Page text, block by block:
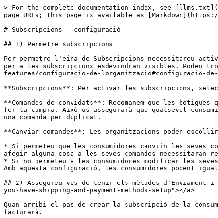
> For the complete documentation index, see [llms.txt](https://guia.katuma.org/llms.txt). Markdown versions of documentation pages are available by appending `.md` to page URLs; this page is available as [Markdown](https://guia.katuma.org/funcionalitats-avancades/subscripcions/subscripcions-configuracio.md).

# Subscripcions - configuració

## 1) Permetre subscripcions

Per permetre l'eina de Subscripcions necessitareu activar la funcionalitat a la configuració de l'organització. Un cop activades, les taules i controls addicionals per a les subscripcions esdevindran visibles. Podeu trobar aquestes configuracions a la taula de [Configuració de la botiga](https://guia.katuma.org/basic-features/configuracio-de-lorganitzacio#configuracio-de-la-botiga).

**Subscripcions**: Per activar les subscripcions, seleccioneu 'Habilitar'.

**Comandes de convidats**: Recomanem que les botigues que ofereixen la possibilitat de subscripcions també demanin a les consumidores l'inici de sessió abans de poder fer la compra. Això us assegurarà que qualsevol consumidora amb una subscripció iniciarà sessió i veurà la seva subscripció existent i no realitzarà accidentalment una comanda per duplicat.

**Canviar comandes**: Les organitzacions poden escollir si permeten a les consumidores editar o no les seves comandes mentre el cicle de comanda està obert.

* Si permeteu que les consumidores canvïin les seves comandes, podran esborrar articles de la seva subscripció o cancel·lar la comanda. Si les consumidores volen afegir alguna cosa a les seves comandes necessitaran realitzar una nova comanda.
* Si no permeteu a les consumidores modificar les seves comandes, necessitaran contactar amb vosaltres si volen treure articles de la seva comanda o cancel·lar-la. Amb aquesta configuració, les consumidores podent igualment escollir fer una nova comanda.

## 2) Assegureu-vos de tenir els mètodes d'Enviament i Pagament configurats  <a href="#id-2-make-sure-you-have-shipping-and-payment-methods-setup" id="id-2-make-sure-you-have-shipping-and-payment-methods-setup"></a>

Quan arribi el pas de crear la subscripció de la consumidora, necessitareu seleccionar quin mètode d'enviament utilitzarà i amb quin mètode de pagament se li facturarà.

#### **Mètodes d'enviament**  <a href="#shipping-methods" id="shipping-methods"></a>

Podeu aplicar qualsevol mètode d'enviament a una subscripció. Vegeu aquí les instruccions per [configurar un mètode d'enviament](https://guia.katuma.org/basic-features/metodes-denviament).

#### **Mètodes de pagament**  <a href="#payment-methods" id="payment-methods"></a>

Només podeu assignar dos tipus de mètodes de pagament a les subscripcions. Vegeu aquí les instruccions per configurar un mètode de pagament.

**1) Mètode de pagament manual**: el qual inclou el pagament en efectiu o per transferència bancària, ambdós fora de la plataforma.

**2) Stripe:** Stripe és una passarel·la de pagament que accepta pagaments amb targeta de crèdit. Quan apliqueu Stripe com a mètode de pagament per a la subscripció d'una consumidora, Stripe carregarà a la targeta de crèdit automàticament l'import cada vegada que es processi una de les seves comandes de